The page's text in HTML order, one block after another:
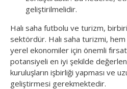
geliştirilmelidir.
Halı saha futbolu ve turizm,
sektördür. Halı saha turizmi,
yerel ekonomiler için önemli
potansiyeli en iyi şekilde
kuruluşların işbirliği yapması ve
geliştirmesi gerekmektedir.